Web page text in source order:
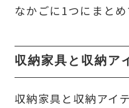
なかごに1つにまとめ
収納家具と収納ア
収納家具と収納アイ